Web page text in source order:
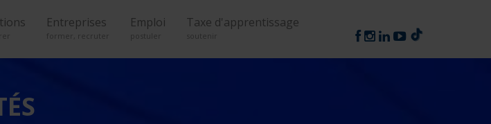
Entreprises
former, recruter
Emploi
postuler
Taxe d'apprentissage
soutenir